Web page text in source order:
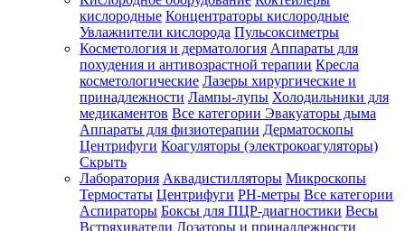
Зарегистрироваться
Зачем
регистрироваться?
Все
покупки
одном
кислородные Концентраторы кислородные
Увлажнители кислорода Пульсоксиметры
Косметология и дерматология Аппараты для
похудения и антивозрастной терапии Кресла
косметологические Лазеры хирургические и
принадлежности Лампы-лупы Холодильники для
медикаментов Все категории Эвакуаторы дыма
Аппараты для физиотерапии Дерматоскопы
Центрифуги Коагуляторы (электрокоагуляторы)
Скрыть
Лаборатория Аквадистилляторы Микроскопы
Термостаты Центрифуги PH-метры Все категории
Аспираторы Боксы для ПЦР-диагностики Весы
Встряхиватели Дозаторы и принадлежности